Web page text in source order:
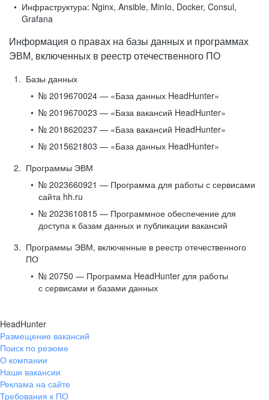
Инфраструктура: Nginx, Ansible, MinIo, Docker, Consul,
Grafana
Информация о правах на базы данных и программах
ЭВМ, включенных в реестр отечественного ПО
Базы данных
№ 2019670024 — «База данных HeadHunter»
№ 2019670023 — «База вакансий HeadHunter»
№ 2018620237 — «База вакансий HeadHunter»
№ 2015621803 — «База данных HeadHunter»
Программы ЭВМ
№ 2023660921 — Программа для работы с сервисами
сайта hh.ru
№ 2023610815 — Программное обеспечение для
доступа к базам данных и публикации вакансий
Программы ЭВМ, включенные в реестр отечественного
ПО
№ 20750 — Программа HeadHunter для работы
с сервисами и базами данных
HeadHunter
Размещение вакансий
Поиск по резюме
О компании
Наши вакансии
Реклама на сайте
Требования к ПО